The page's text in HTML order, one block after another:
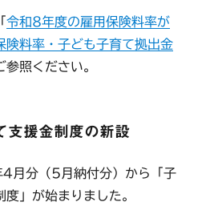
令和8年度の雇用保険料率が
険料率・子ども子育て拠出金
参照ください。
支援金制度の新設
分（5月納付分）から「子
」が始まりました。